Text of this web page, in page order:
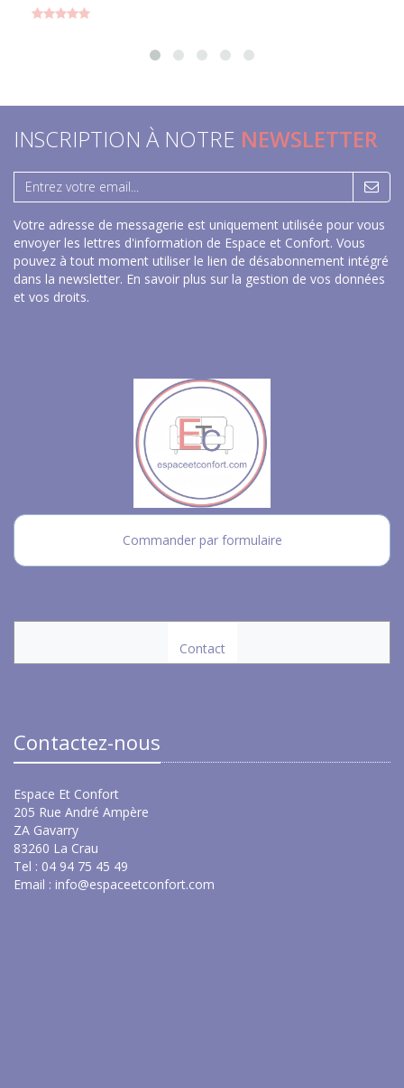
INSCRIPTION À NOTRE NEWSLETTER
Votre adresse de messagerie est uniquement utilisée pour vous
envoyer les lettres d'information de Espace et Confort. Vous
pouvez à tout moment utiliser le lien de désabonnement intégré
dans la newsletter. En savoir plus sur la gestion de vos données
et vos droits.
Commander par formulaire
Contact
Contactez-nous
Espace Et Confort
205 Rue André Ampère
ZA Gavarry
83260 La Crau
Tel : 04 94 75 45 49
Email : info@espaceetconfort.com